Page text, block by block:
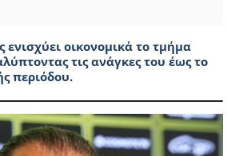
οικονομικά το τμήμα
τις ανάγκες του έως το
περιόδου.